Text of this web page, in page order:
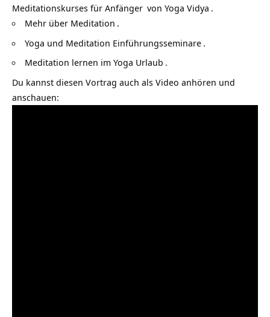
Meditationskurses für Anfänger von Yoga Vidya .
Mehr über Meditation .
Yoga und Meditation Einführungsseminare .
Meditation lernen im Yoga Urlaub .
Du kannst diesen Vortrag auch als Video anhören und
anschauen: